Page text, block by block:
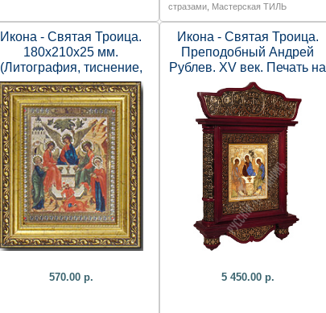
стразами, Мастерская ТИЛЬ
Икона - Святая Троица.
180х210х25 мм.
(Литография, тиснение,
стразы, багет, стекло).
570.00 р.
Икона - Святая Троица.
Преподобный Андрей
Рублев. XV век. Печать на
холсте, деревянный киот.
430х310х70 мм.
5 450.00 р.